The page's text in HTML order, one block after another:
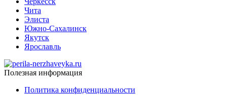
Чита
Элиста
Южно-Сахалинск
Якутск
Ярославль
Полезная информация
Политика конфиденциальности